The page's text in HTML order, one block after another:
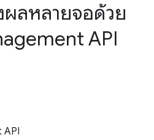
ผลหลายจอด้วย
API
API